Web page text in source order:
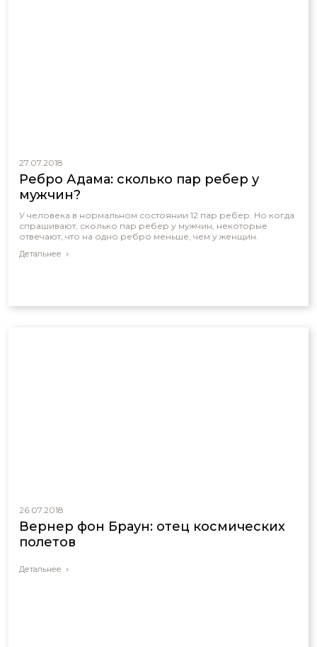
27.07.2018
Ребро Адама: сколько пар ребер у
мужчин?
У человека в нормальном состоянии 12 пар ребер. Но когда
спрашивают, сколько пар ребер у мужчин, некоторые
отвечают, что на одно ребро меньше, чем у женщин.
Детальнее
26.07.2018
Вернер фон Браун: отец космических
полетов
Детальнее